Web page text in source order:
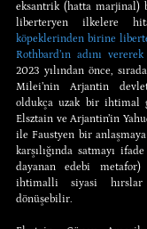
eksantrik (hatta
köpeklerinden birine
Rothbard’ın adını vererek
2023 yılından önce,
Milei’nin Arjantin
oldukça uzak bir ihtimal
Elsztain ve Arjantin’in
ile Faustyen bir
karşılığında satmayı
dayanan edebi
ihtimalli siyasi
dönüşebilir.